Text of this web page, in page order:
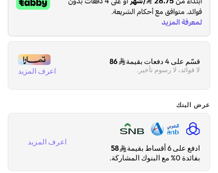
قسّم على 4 دفعات بقيمة 86
لا فوائد، لا رسوم تأخير. اعرف المزيد
عرض البنك
ادفع على 6 أقساط بقيمة
58
بفائدة 0% مع البنوك المشاركة.
اعرف المزيد